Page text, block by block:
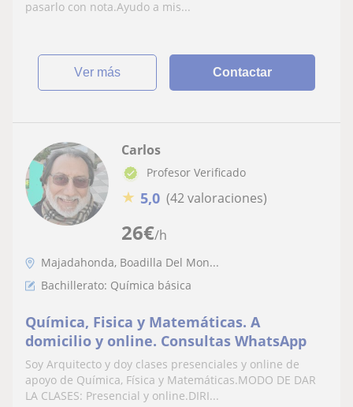
pasarlo con nota.Ayudo a mis...
ver más Contactar
26€/h
Carlos
Profesor Verificado
★ 5,0 (42 valoraciones)
Majadahonda, Boadilla Del Mon...
Bachillerato: Química básica
Química, Fisica y Matemáticas. A
domicilio y online. Consultas WhatsApp
Soy Arquitecto y doy clases presenciales y online de
apoyo de Química, Física y Matemáticas.MODO DE DAR
LA CLASES: Presencial y online.DIRI...